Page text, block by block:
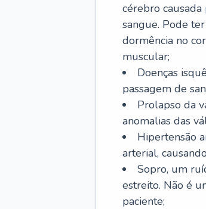
cérebro
sangue. Pode
dormência no
muscular;
Doenças
passagem de
Prolapso da
anomalias das
Hipertensão
arterial,
Sopro, um
estreito. Não é
paciente;